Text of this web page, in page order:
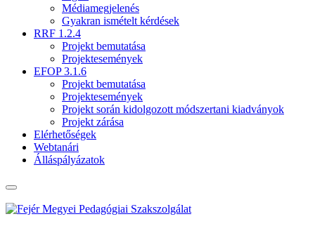
Médiamegjelenés
Gyakran ismételt kérdések
RRF 1.2.4
Projekt bemutatása
Projektesemények
EFOP 3.1.6
Projekt bemutatása
Projektesemények
Projekt során kidolgozott módszertani kiadványok
Projekt zárása
Elérhetőségek
Webtanári
Álláspályázatok